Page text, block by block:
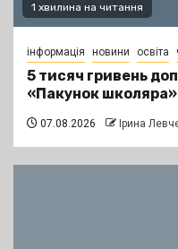
1 хвилина на читання
інформація новини освіта
5 тисяч гривень
«Пакунок школяра»
07.08.2026 Ірина